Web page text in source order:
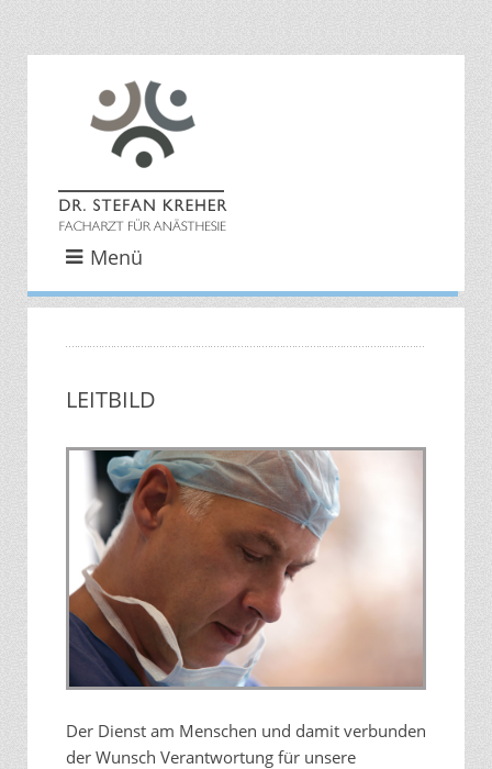
LEITBILD
Der Dienst am Menschen und damit verbunden
der Wunsch Verantwortung für unsere